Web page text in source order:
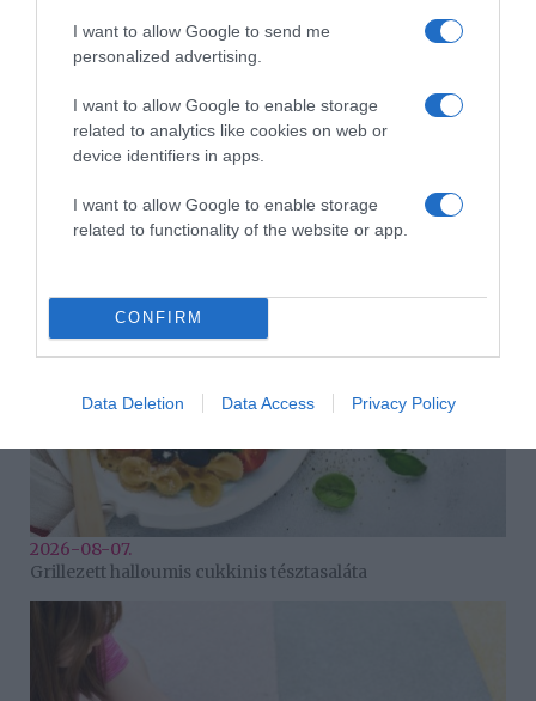
I want to allow Google to send me
personalized advertising.
I want to allow Google to enable storage
related to analytics like cookies on web or
device identifiers in apps.
I want to allow Google to enable storage
related to functionality of the website or app.
CONFIRM
Data Deletion Data Access Privacy Policy
Túlzott félelem a közös jövőtől – hogyan kerüld el egy új
párkapcsolatban?
2026-08-07.
Grillezett halloumis cukkinis tésztasaláta